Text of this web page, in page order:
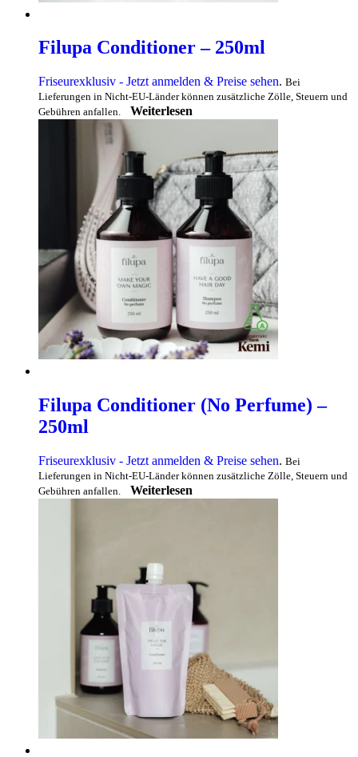
Filupa Conditioner – 250ml
Friseurexklusiv - Jetzt anmelden & Preise sehen. Bei
Lieferungen in Nicht-EU-Länder können zusätzliche Zölle, Steuern und
Gebühren anfallen.
Weiterlesen
Filupa Conditioner (No Perfume) –
250ml
Friseurexklusiv - Jetzt anmelden & Preise sehen. Bei
Lieferungen in Nicht-EU-Länder können zusätzliche Zölle, Steuern und
Gebühren anfallen.
Weiterlesen